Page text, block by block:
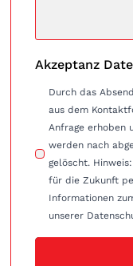
Akzeptanz
Durch das
aus dem
Anfrage erhoben
werden nach
gelöscht. Hinweis: Sie können Ihre Einwilligung jederzeit
für die Zukunft
Informationen
unserer